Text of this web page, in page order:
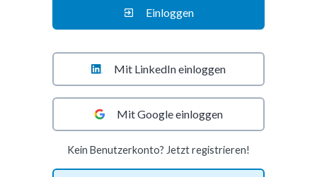
Einloggen
Mit LinkedIn einloggen
Mit Google einloggen
Kein Benutzerkonto? Jetzt registrieren!